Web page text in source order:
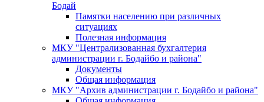
Бодай
Памятки населению при различных
ситуациях
Полезная информация
МКУ "Централизованная бухгалтерия
администрации г. Бодайбо и района"
Документы
Общая информация
МКУ "Архив администрации г. Бодайбо и района"